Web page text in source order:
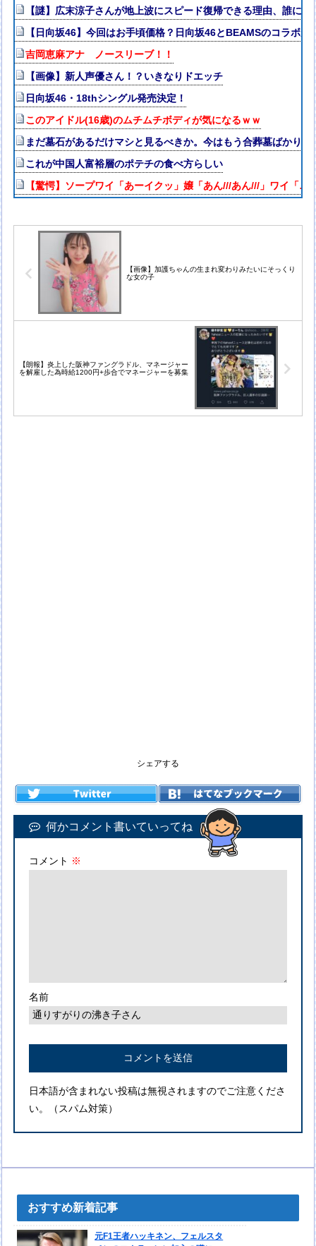
【謎】広末涼子さんが地上波にスピード復帰できる理由、誰に
【日向坂46】今回はお手頃価格？日向坂46とBEAMSのコラボが
吉岡恵麻アナ ノースリーブ！！
【画像】新人声優さん！？いきなりドエッチ
日向坂46・18thシングル発売決定！
このアイドル(16歳)のムチムチボディが気になるｗｗ
まだ墓石があるだけマシと見るべきか。今はもう合葬墓ばかり
これが中国人富裕層のポテチの食べ方らしい
【驚愕】ソープワイ「あーイクッ」嬢「あん///あん///」ワイ「…
【画像】加護ちゃんの生まれ変わりみたいにそっくり
な女の子
【朗報】炎上した阪神ファングラドル、マネージャー
を解雇した為時給1200円+歩合でマネージャーを募集
シェアする
何かコメント書いていってね
コメント ※
名前
日本語が含まれない投稿は無視されますのでご注意くださ
い。（スパム対策）
おすすめ新着記事
元F1王者ハッキネン、フェルスタ